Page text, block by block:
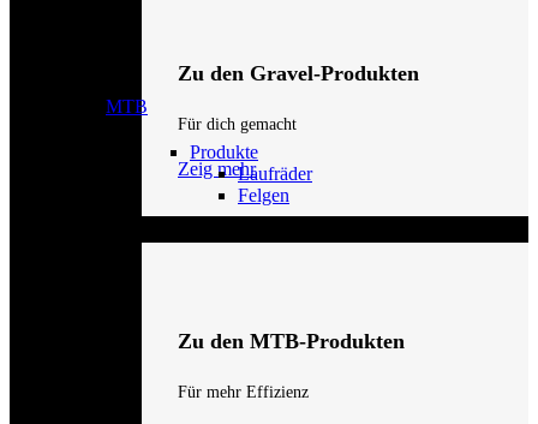
Zu den Gravel-Produkten
Für dich gemacht
Zeig mehr
MTB
Produkte
Laufräder
Felgen
Zu den MTB-Produkten
Für mehr Effizienz